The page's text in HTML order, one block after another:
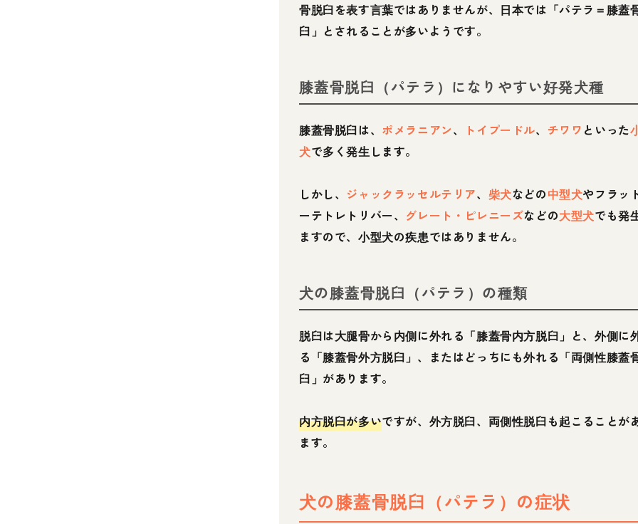
骨脱臼を表す言葉ではありませんが、日本では「パテラ＝膝蓋
臼」とされることが多いようです。
膝蓋骨脱臼（パテラ）になりやすい好発犬種
膝蓋骨脱臼は、 ポメラニアン、 トイプードル、 チワワ といった
犬で多く発生します。
しかし、 ジャックラッセルテリア、 柴犬などの中型犬やフラッ
ーテトレトリバー、 グレート・ピレニーズなどの大型犬でも発
ますので、小型犬の疾患ではありません。
犬の膝蓋骨脱臼（パテラ）の種類
脱臼は大腿骨から内側に外れる「膝蓋骨内方脱臼」と、外側に
る「膝蓋骨外方脱臼」、またはどっちにも外れる「両側性膝蓋
臼」があります。
内方脱臼が多いですが、外方脱臼、両側性脱臼も起こることが
ます。
犬の膝蓋骨脱臼（パテラ）の症状